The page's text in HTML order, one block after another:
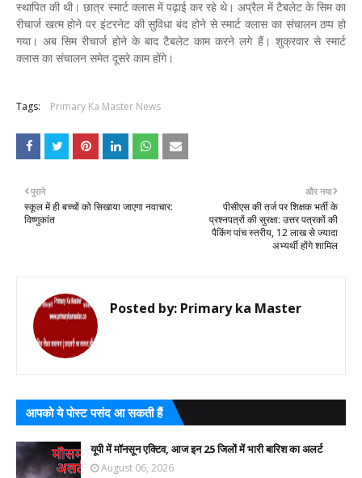
स्थापित की थी। छात्र स्मार्ट क्लास में पढ़ाई कर रहे थे। अप्रैल में टैबलेट के सिम का
रीचार्ज खत्म होने पर इंटरनेट की सुविधा बंद होने से स्मार्ट क्लास का संचालन ठप्प हो
गया। अब सिम रीचार्ज होने के बाद टैबलेट काम करने लगे हैं। शुक्रवार से स्मार्ट
क्लास का संचालन समेत दूसरे काम होंगे।
Tags: Primary Ka Master News
और नया
पीसीएस की तर्ज पर शिक्षक भर्ती के
प्रश्नपत्रों की सुरक्षा: उत्तर पत्रकों की
पैकिंग पांच स्तरीय, 12 लाख से ज्यादा
अभ्यर्थी होंगे शामिल
पुराने
स्कूल में ही बच्चों को सिखाया जाएगा नवाचार:
विष्णुकांत
Posted by: Primary ka Master
आपको ये पोस्ट पसंद आ सकती हैं
यूपी में मॉनसून एक्टिव, आज इन 25 जिलों में भारी बारिश का अलर्ट
August 06, 2026